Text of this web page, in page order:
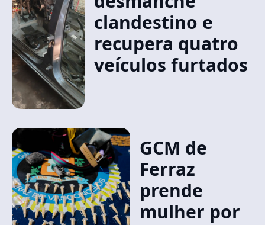
clandestino e
recupera quatro
veículos furtados
GCM de
Ferraz
prende
mulher por